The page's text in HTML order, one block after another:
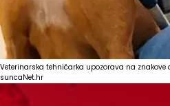
Veterinarska tehničarka upozorava na znakove
suncaNet.hr